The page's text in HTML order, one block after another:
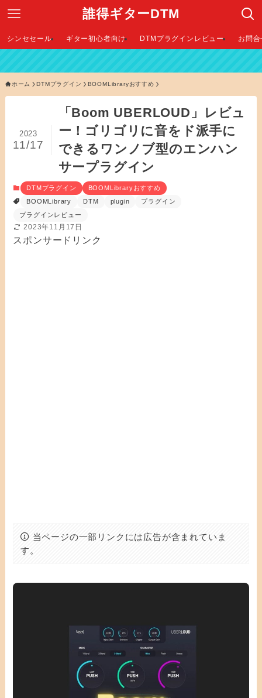
誰得ギターDTM
シンセセール ギター初心者向け DTMプラグインレビュー お問
ホーム DTMプラグイン BOOMLibraryおすすめ
「Boom UBERLOUD」レビュ
ー！ゴリゴリに音をド派手に
できるワンノブ型のエンハン
サープラグイン
2023
11/17
DTMプラグイン
BOOMLibraryおすすめ
BOOMLibrary
DTM plugin
プラグイン
プラグインレビュー
2023年11月17日
スポンサードリンク
当ページの一部リンクには広告が含まれていま
す。